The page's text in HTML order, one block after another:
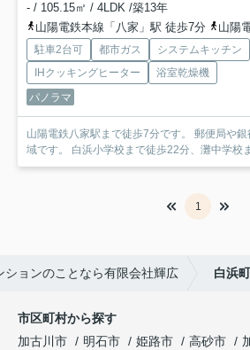
- / 105.15㎡ / 4LDK /築13年
山陽電鉄本線「八家」駅 徒歩7分
山陽電
駐車2台可 都市ガス システムキッチン
IHクッキングヒーター
浴室乾燥機
パノラマ
山陽電鉄八家駅まで徒歩7分です。 郵便局や
域です。 白浜小学校まで徒歩22分、灘中学校
1
ョンのことなら有限会社輝広 白浜
市区町村から探す
加古川市
明石市 姫路市 高砂市